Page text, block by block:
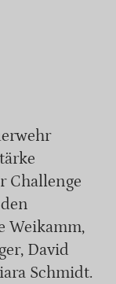
Challenge
Weikamm,
David
Schmidt.